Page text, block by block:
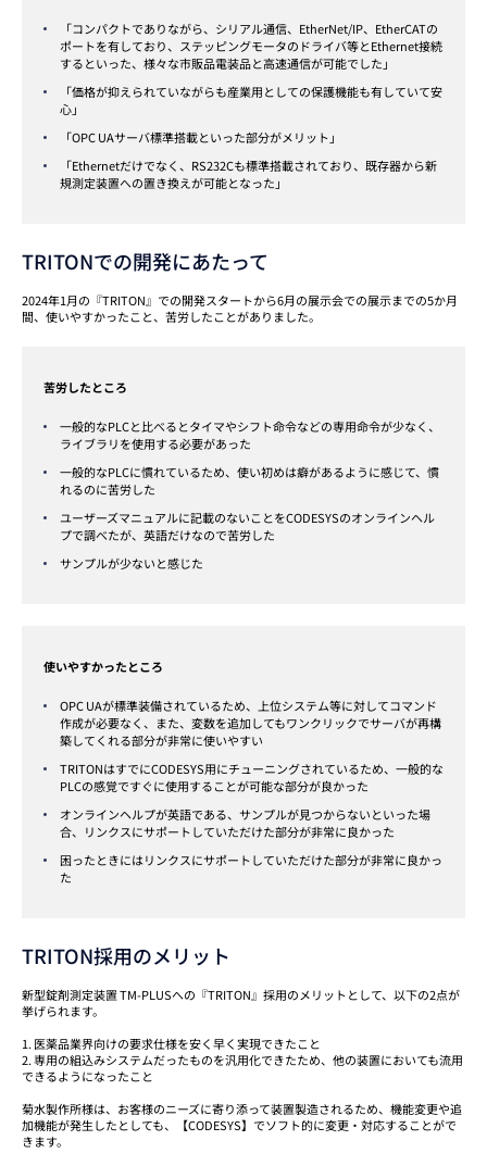
「コンパクトでありながら、シリアル通信、EtherNet/IP、EtherCATの
ポートを有しており、ステッピングモータのドライバ等とEthernet接続
するといった、様々な市販品電装品と高速通信が可能でした」
「価格が抑えられていながらも産業用としての保護機能も有していて安
心」
「OPC UAサーバ標準搭載といった部分がメリット」
「Ethernetだけでなく、RS232Cも標準搭載されており、既存器から新
規測定装置への置き換えが可能となった」
TRITONでの開発にあたって
2024年1月の『TRITON』での開発スタートから6月の展示会での展示までの5か月
間、使いやすかったこと、苦労したことがありました。
苦労したところ
一般的なPLCと比べるとタイマやシフト命令などの専用命令が少なく、
ライブラリを使用する必要があった
一般的なPLCに慣れているため、使い初めは癖があるように感じて、慣
れるのに苦労した
ユーザーズマニュアルに記載のないことをCODESYSのオンラインヘル
プで調べたが、英語だけなので苦労した
サンプルが少ないと感じた
使いやすかったところ
OPC UAが標準装備されているため、上位システム等に対してコマンド
作成が必要なく、また、変数を追加してもワンクリックでサーバが再構
築してくれる部分が非常に使いやすい
TRITONはすでにCODESYS用にチューニングされているため、一般的な
PLCの感覚ですぐに使用することが可能な部分が良かった
オンラインヘルプが英語である、サンプルが見つからないといった場
合、リンクスにサポートしていただけた部分が非常に良かった
困ったときにはリンクスにサポートしていただけた部分が非常に良かっ
た
TRITON採用のメリット
新型錠剤測定装置 TM-PLUSへの『TRITON』採用のメリットとして、以下の2点が
挙げられます。
1. 医薬品業界向けの要求仕様を安く早く実現できたこと
2. 専用の組込みシステムだったものを汎用化できたため、他の装置においても流用
できるようになったこと
菊水製作所様は、お客様のニーズに寄り添って装置製造されるため、機能変更や追
加機能が発生したとしても、【CODESYS】でソフト的に変更・対応することがで
きます。